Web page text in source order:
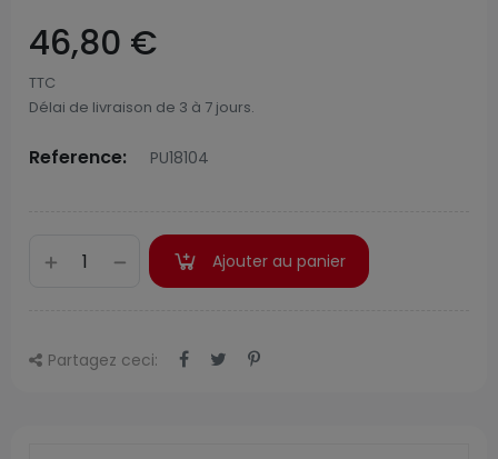
46,80 €
TTC
Délai de livraison de 3 à 7 jours.
Reference: PU18104
Ajouter au panier
Partagez ceci: